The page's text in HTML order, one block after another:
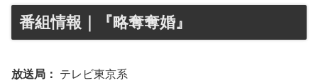
番組情報｜『略奪奪婚』
放送局：
テレビ東京系